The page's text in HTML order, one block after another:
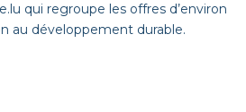
qui regroupe les offres d’environ
au développement durable.